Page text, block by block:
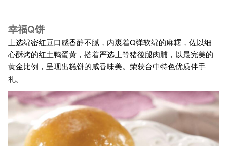
幸福Q饼
上选绵密红豆口感香醇不腻，内裹着Q弹软绵的麻糬，佐以细
心酥烤的红土鸭蛋黄，搭着严选上等猪後腿肉脯，以最完美的
黄金比例，呈现出糕饼的咸香味美。荣获台中特色优质伴手
礼。